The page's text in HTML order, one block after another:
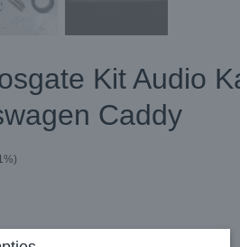
Kit Audio
Caddy